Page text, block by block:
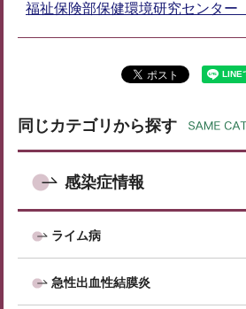
福祉保険部保健環境研究センター
同じカテゴリから探す
感染症情報
ライム病
急性出血性結膜炎